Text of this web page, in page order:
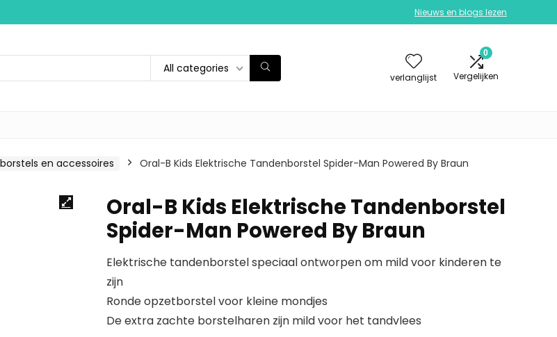
Nieuws en blogs lezen
All categories
verlanglijst
0
Vergelijken
en accessoires Oral-B Kids Elektrische Tandenborstel Spider-Man Powered By Braun
Oral-B Kids Elektrische Tandenborstel
Spider-Man Powered By Braun
Elektrische tandenborstel speciaal ontworpen om mild voor kinderen te
zijn
Ronde opzetborstel voor kleine mondjes
De extra zachte borstelharen zijn mild voor het tandvlees